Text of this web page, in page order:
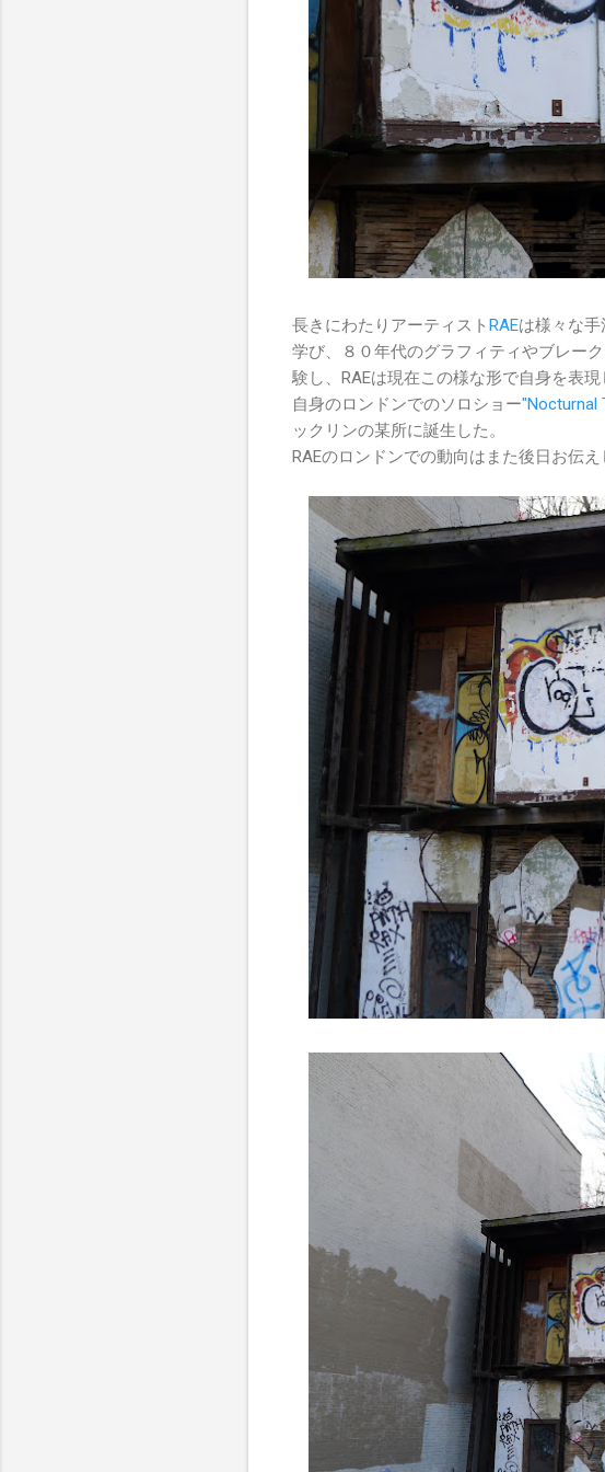
長きにわたりアーティスト RAEは様々な
学び、８０年代のグラフィティやブレー
験し、RAEは現在この様な形で自身を表現
自身のロンドンでのソロショー"Nocturnal
ックリンの某所に誕生した。
RAEのロンドンでの動向はまた後日お伝え